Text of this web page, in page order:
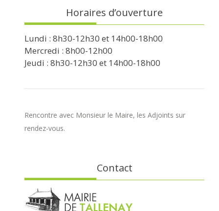
Horaires d’ouverture
Lundi : 8h30-12h30 et 14h00-18h00
Mercredi : 8h00-12h00
Jeudi : 8h30-12h30 et 14h00-18h00
Rencontre avec Monsieur le Maire, les Adjoints sur
rendez-vous.
Contact